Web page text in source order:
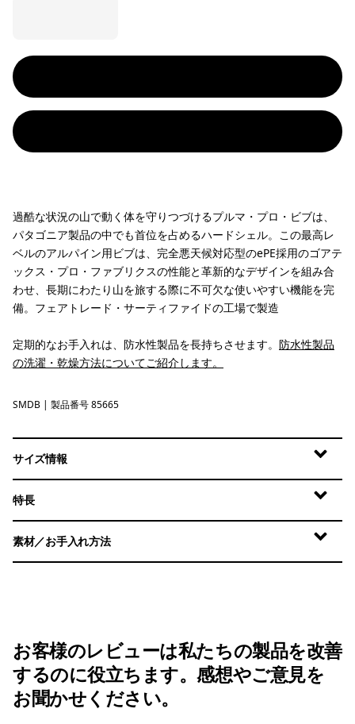
過酷な状況の山で動く体を守りつづけるプルマ・プロ・ビブは、
パタゴニア製品の中でも首位を占めるハードシェル。この最高レ
ベルのアルパイン用ビブは、完全悪天候対応型のePE採用のゴアテ
ックス・プロ・ファブリクスの性能と革新的なデザインを組み合
わせ、長期にわたり山を旅する際に不可欠な使いやすい機能を完
備。フェアトレード・サーティファイドの工場で製造
定期的なお手入れは、防水性製品を長持ちさせます。 防水性製品
の洗濯・乾燥方法についてご紹介します。
Smolder Blue
SMDB | 製品番号 85665
サイズ情報
特長
素材／お手入れ方法
お客様のレビューは私たちの製品を改善
するのに役立ちます。感想やご意見を
お聞かせください。